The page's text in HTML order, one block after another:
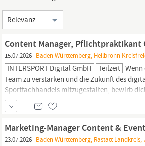
Sortierung
Content Manager, Pflichtpraktikant
15.07.2026 Baden Württemberg, Heilbronn
INTERSPORT Digital GmbH Teilzeit Wenn
Team zu verstärken und die Zukunft des
Sportfachhandels mitzugestalten, bewirb
erwartet dich: Content-Erstellung:
Du
hochwertige Inhalte für unseren Onlineshop
Content-
Marketing-Manager Content &
23.07.2026 Baden Württemberg, Rastatt Landkreis,